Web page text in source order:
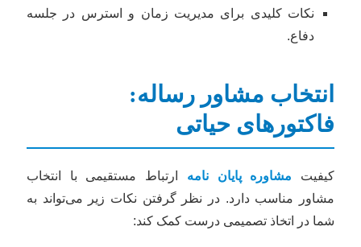
نکات کلیدی برای مدیریت زمان و استرس در جلسه
دفاع.
انتخاب مشاور رساله:
فاکتورهای حیاتی
کیفیتمشاوره پایان نامه
ارتباط مستقیمی با انتخاب
مشاور مناسب دارد. در نظر گرفتن نکات زیر می‌تواند به
شما در اتخاذ تصمیمی درست کمک کند: